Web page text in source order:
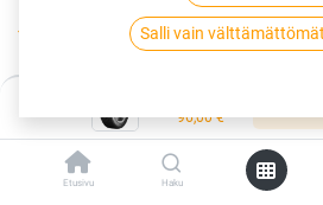
96,00€
Etusivu Haku
155/70R13 75T CONTINENTAL
155/70R13 75T
ECOCONTACT 6 EVC
Salli vain